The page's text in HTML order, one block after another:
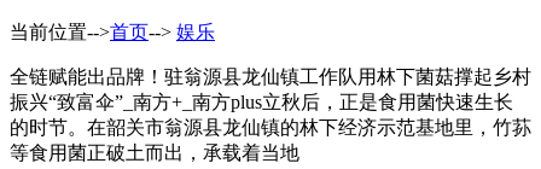
当前位置-->首页--> 娱乐
全链赋能出品牌！驻翁源县龙仙镇工作队用林下菌菇撑起乡村
振兴“致富伞”_南方+_南方plus立秋后，正是食用菌快速生长
的时节。在韶关市翁源县龙仙镇的林下经济示范基地里，竹荪
等食用菌正破土而出，承载着当地